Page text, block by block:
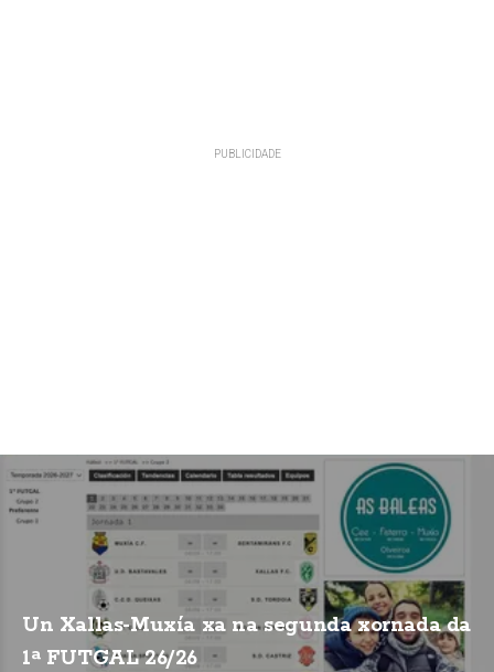
Un Xallas-Muxía xa na segunda xornada da
1ª FUTGAL 26/26